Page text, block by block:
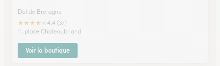
Dol de Bretagne
★★★★
4.4 (37)
11, place Chateaubriand
Voir la boutique